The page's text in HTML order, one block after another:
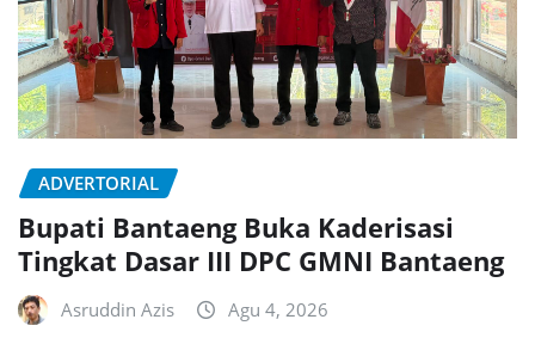
ADVERTORIAL
Bupati Bantaeng Buka Kaderisasi
Tingkat Dasar III DPC GMNI Bantaeng
Asruddin Azis Agu 4, 2026